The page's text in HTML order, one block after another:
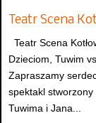
Teatr Scena
Teatr Scena
Dzieciom, Tuwim
Zapraszamy
spektakl
Tuwima i Jana...